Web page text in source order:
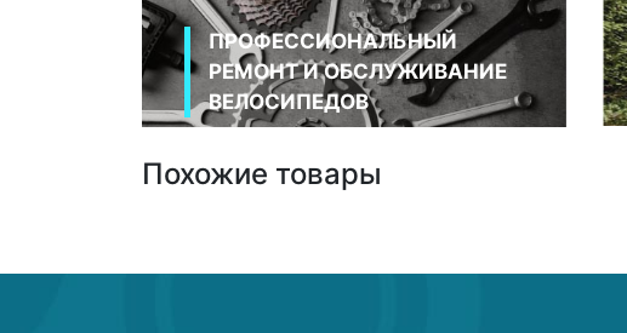
ПРОФЕССИОНАЛЬНЫЙ
РЕМОНТ И ОБСЛУЖИВАНИЕ
ВЕЛОСИПЕДОВ
Похожие товары